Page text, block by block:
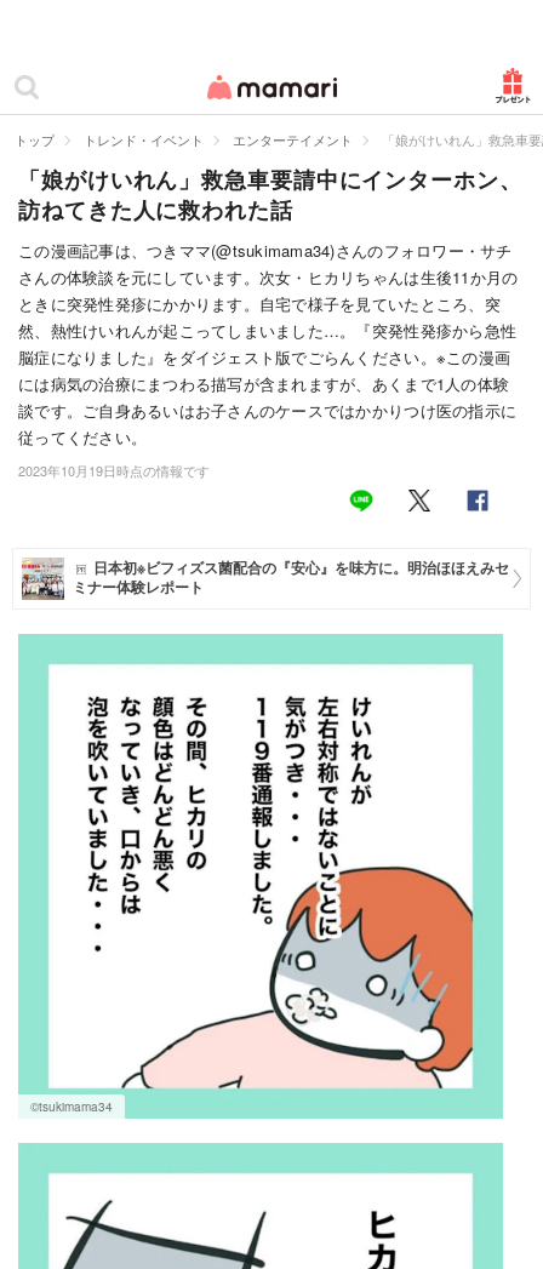
ママリ
カテゴリー一覧
妊娠
出産
赤ちゃん・育児
子育て・家族
病院
美容・ファッション
お仕事
マネー
トレンド・イベント
トップ トレンド・イベント エンターテイメント 「娘がけいれん」救急車
「娘がけいれん」救急車要請中にインターホン、
訪ねてきた人に救われた話
この漫画記事は、つきママ(@tsukimama34)さんのフォロワー・サチ
さんの体験談を元にしています。次女・ヒカリちゃんは生後11か月の
ときに突発性発疹にかかります。自宅で様子を見ていたところ、突
然、熱性けいれんが起こってしまいました…。『突発性発疹から急性
脳症になりました』をダイジェスト版でごらんください。※この漫画
には病気の治療にまつわる描写が含まれますが、あくまで1人の体験
談です。ご自身あるいはお子さんのケースではかかりつけ医の指示に
従ってください。
2023年10月19日時点の情報です
日本初※ビフィズス菌配合の『安心』を味方に。明治ほほえみセ
ミナー体験レポート
©tsukimama34